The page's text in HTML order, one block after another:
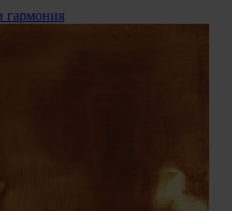
гармония